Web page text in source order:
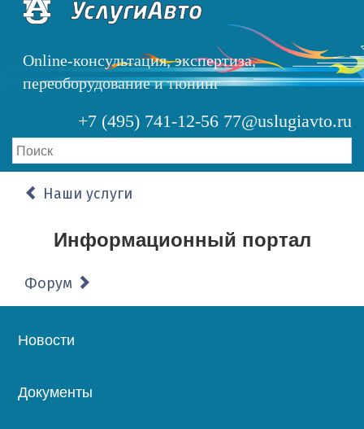
Перейти
содержанию
Online-консультация, экспертиза,
переоборудование и тюнинг
+7 (495) 741-12-56 77@uslugiavto.ru
Наши услуги
Информационный портал
Форум
Основная
Новости
Документы